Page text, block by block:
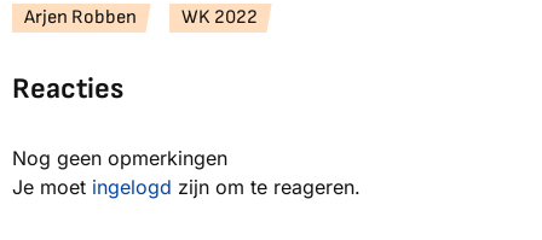
Arjen Robben WK 2022
Reacties
Nog geen opmerkingen
Je moet ingelogd zijn om te reageren.